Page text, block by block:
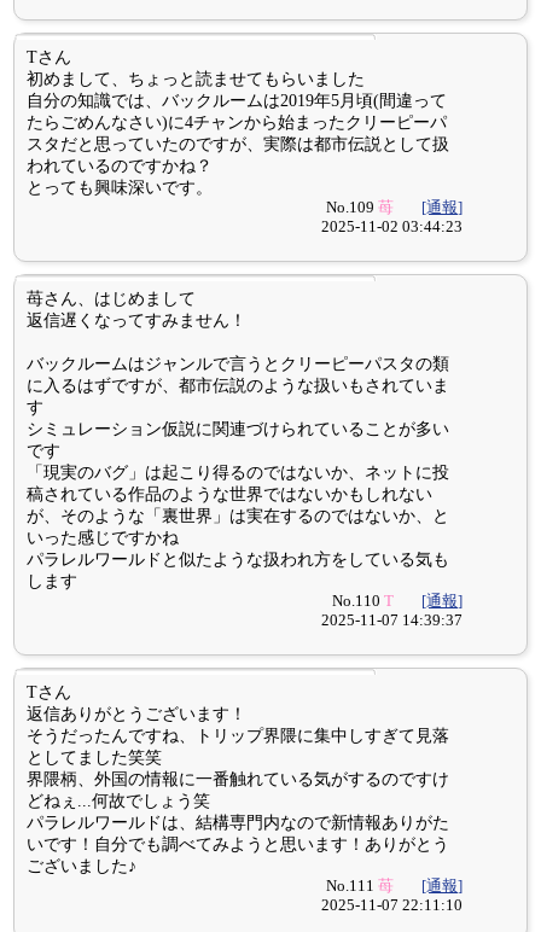
Tさん
初めまして、ちょっと読ませてもらいました
自分の知識では、バックルームは2019年5月頃(間違って
たらごめんなさい)に4チャンから始まったクリーピーパ
スタだと思っていたのですが、実際は都市伝説として扱
われているのですかね？
とっても興味深いです。
No.109苺
[通報]
2025-11-02 03:44:23
苺さん、はじめまして
返信遅くなってすみません！
バックルームはジャンルで言うとクリーピーパスタの類
に入るはずですが、都市伝説のような扱いもされていま
す
シミュレーション仮説に関連づけられていることが多い
です
「現実のバグ」は起こり得るのではないか、ネットに投
稿されている作品のような世界ではないかもしれない
が、そのような「裏世界」は実在するのではないか、と
いった感じですかね
パラレルワールドと似たような扱われ方をしている気も
します
No.110T
[通報]
2025-11-07 14:39:37
Tさん
返信ありがとうございます！
そうだったんですね、トリップ界隈に集中しすぎて見落
としてました笑笑
界隈柄、外国の情報に一番触れている気がするのですけ
どねぇ...何故でしょう笑
パラレルワールドは、結構専門内なので新情報ありがた
いです！自分でも調べてみようと思います！ありがとう
ございました♪
No.111苺
[通報]
2025-11-07 22:11:10